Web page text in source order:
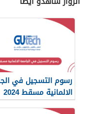
رسوم التسجيل في
الالمانية مسقط 2024